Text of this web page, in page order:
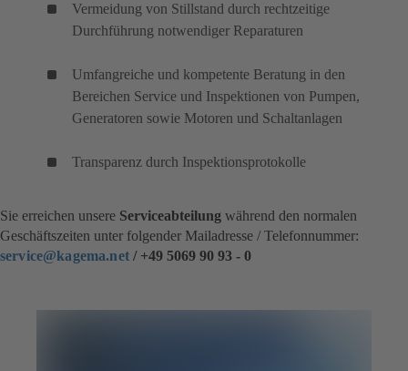
Vermeidung von Stillstand durch rechtzeitige
Durchführung notwendiger Reparaturen
Umfangreiche und kompetente Beratung in den
Bereichen Service und Inspektionen von Pumpen,
Generatoren sowie Motoren und Schaltanlagen
Transparenz durch Inspektionsprotokolle
Sie erreichen unsere Serviceabteilung während den normalen
Geschäftszeiten unter folgender Mailadresse / Telefonnummer:
service@kagema.net/ +49 5069 90 93 - 0